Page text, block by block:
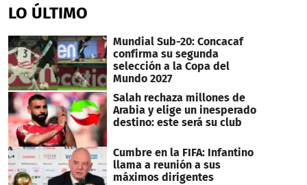
LO ÚLTIMO
Mundial Sub-20: Concacaf
confirma su segunda
selección a la Copa del
Mundo 2027
Salah rechaza millones de
Arabia y elige un inesperado
destino: este será su club
Cumbre en la FIFA: Infantino
llama a reunión a sus
máximos dirigentes